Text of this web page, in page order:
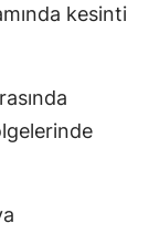
kesinti